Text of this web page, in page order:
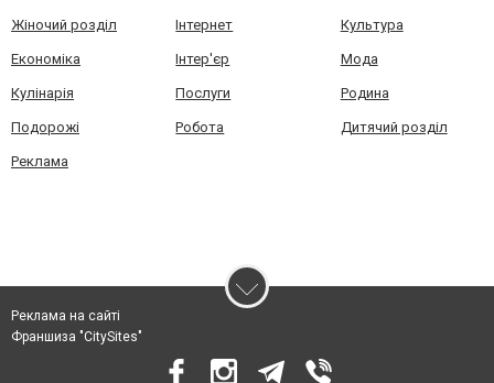
Жіночий розділ Інтернет Культура
Економіка Інтер'єр Мода
Кулінарія Послуги Родина
Подорожі Робота Дитячий розділ
Реклама
Реклама на сайті
Франшиза "CitySites"